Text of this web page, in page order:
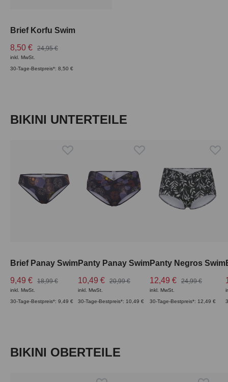
Brief Korfu Swim
8,50 €
24,95 €
inkl. MwSt.
30-Tage-Bestpreis*: 8,50 €
Produktgalerie überspringen
BIKINI UNTERTEILE
Brief Panay Swim
9,49 €
18,99 €
inkl. MwSt.
30-Tage-Bestpreis*: 9,49 €
Panty Panay Swim
10,49 €
20,99 €
inkl. MwSt.
30-Tage-Bestpreis*: 10,49 €
Panty Negros Swim
12,49 €
24,99 €
inkl. MwSt.
30-Tage-Bestpreis*: 12,49 €
Produktgalerie überspringen
BIKINI OBERTEILE